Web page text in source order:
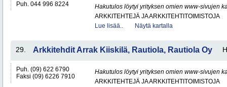
Puh. 044 996 8224
Hakutulos löytyi yrityksen omien www-sivujen
ARKKITEHTEJÄ JA ARKKITEHTITOIMISTOJA
Lue lisää..
Näytä kartalla
29. Arkkitehdit Arrak Kiiskilä, Rautiola, Rautiola Oy
Puh. (09) 622 6790
Faksi (09) 6226 7910
Hakutulos löytyi yrityksen omien www-sivujen
ARKKITEHTEJÄ JA ARKKITEHTITOIMISTOJA